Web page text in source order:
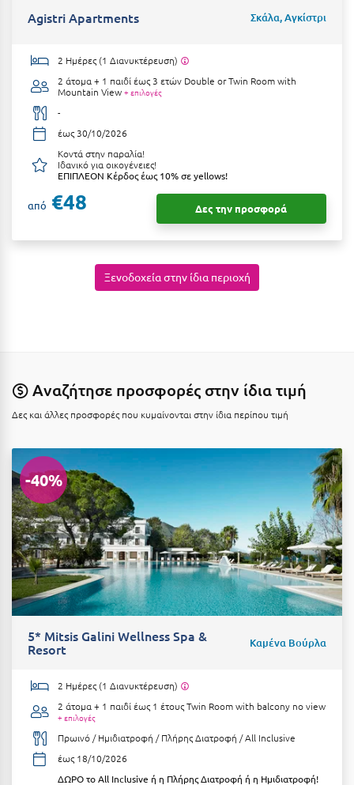
Ικαρία
Ίος
Ιωάννινα
Καβάλα
Καλάβρυτα
Καρδαμύλη
Κάρπαθος
Καρπενήσι
Κάρυστος
Κάσος
Κασσάνδρα
Καστοριά
Κατερίνη
Κερατέα
Κέρκυρα
Κεφαλονιά
Agistri Apartments Σκάλα, Αγκίστρι
2 Ημέρες (1 Διανυκτέρευση)
2 άτομα + 1 παιδί έως 3 ετών Double or Twin Room with
Mountain View + επιλογές
-
έως 30/10/2026
Κοντά στην παραλία!
Ιδανικό για οικογένειες!
ΕΠΙΠΛΕΟΝ Κέρδος έως 10% σε yellows!
από €48 Δες την προσφορά
Ξενοδοχεία στην ίδια περιοχή
Αναζήτησε προσφορές στην ίδια τιμή
Δες και άλλες προσφορές που κυμαίνονται στην ίδια περίπου τιμή
-40%
5* Mitsis Galini Wellness Spa &
Resort Καμένα Βούρλα
2 Ημέρες (1 Διανυκτέρευση)
2 άτομα + 1 παιδί έως 1 έτουςTwin Room with balcony no view
+ επιλογές
Πρωινό / Ημιδιατροφή / Πλήρης Διατροφή / All Inclusive
έως 18/10/2026
ΔΩΡΟ το All Inclusive ή η Πλήρης Διατροφή ή η Ημιδιατροφή!